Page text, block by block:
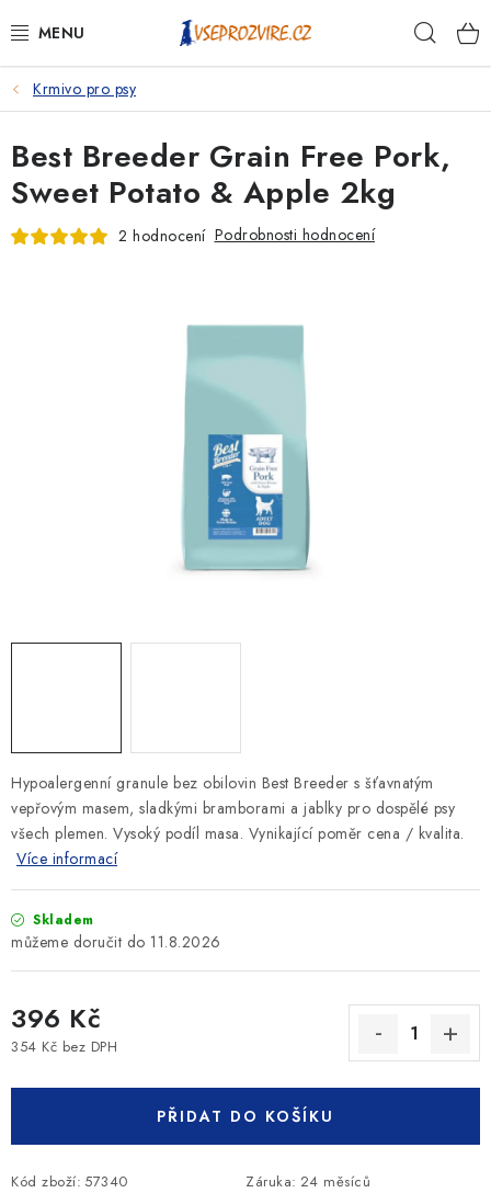
na
PSI
KOČKY
KONĚ
KRÁLÍCI/HLODAVCI/PTÁCI
Podmínky ochrany osobních údajů
Krmivo pro psy
Hypoalergenní granule bez obilovin Best Breeder s šťavnatým
vepřovým masem, sladkými bramborami a jablky pro dospělé psy
všech plemen. Vysoký podíl masa. Vynikající poměr cena / kvalita.
Více informací
Skladem
11.8.2026
396 Kč
354 Kč bez DPH
PŘIDAT DO KOŠÍKU
Kód zboží: 57340 Záruka: 24 měsíců
Best Breeder Grain Free Pork,
Sweet Potato & Apple 2kg
2 hodnocení Podrobnosti hodnocení